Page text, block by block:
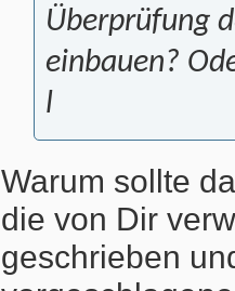
Überprüfung
einbauen?
l
Warum sollte
die von Dir
geschrieben